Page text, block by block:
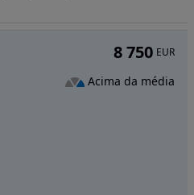
8 750 EUR
Acima da média